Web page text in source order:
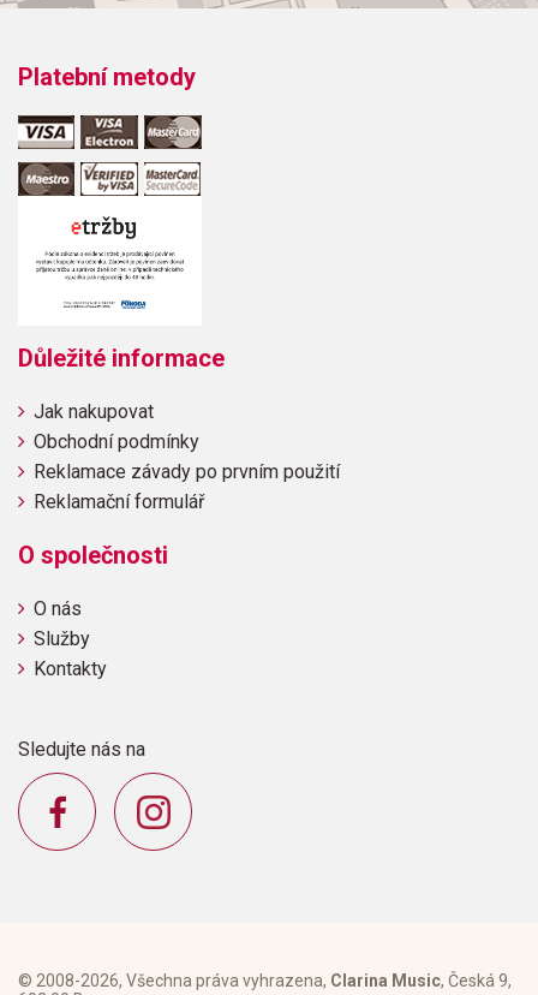
Platební metody
Důležité informace
Jak nakupovat
Obchodní podmínky
Reklamace závady po prvním použití
Reklamační formulář
O společnosti
O nás
Služby
Kontakty
Sledujte nás na
© 2008-2026, Všechna práva vyhrazena, Clarina Music, Česká 9,